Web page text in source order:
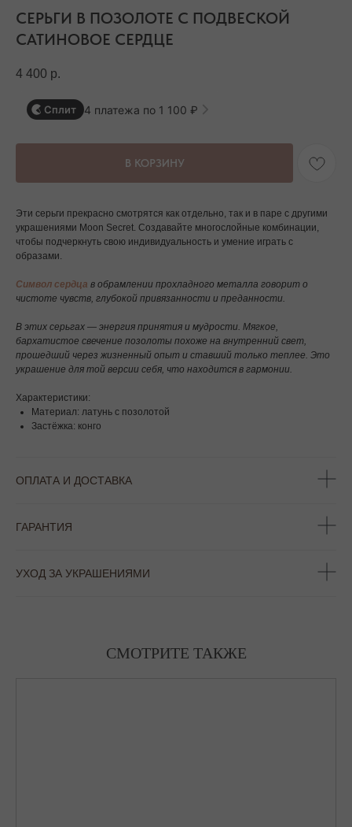
СЕРЬГИ В ПОЗОЛОТЕ С ПОДВЕСКОЙ
САТИНОВОЕ СЕРДЦЕ
4 400 р.
Сплит 4 платежа по 1 100 ₽
В КОРЗИНУ
Эти серьги прекрасно смотрятся как отдельно, так и в паре с другими
украшениями Moon Secret. Создавайте многослойные комбинации,
чтобы подчеркнуть свою индивидуальность и умение играть с
образами.
Символ сердца в обрамлении прохладного металла говорит о
чистоте чувств, глубокой привязанности и преданности.
В этих серьгах — энергия принятия и мудрости. Мягкое,
бархатистое свечение позолоты похоже на внутренний свет,
прошедший через жизненный опыт и ставший только теплее. Это
украшение для той версии себя, что находится в гармонии.
Характеристики:
Материал: латунь с позолотой
Застёжка: конго
ОПЛАТА И ДОСТАВКА
ГАРАНТИЯ
УХОД ЗА УКРАШЕНИЯМИ
СМОТРИТЕ ТАКЖЕ